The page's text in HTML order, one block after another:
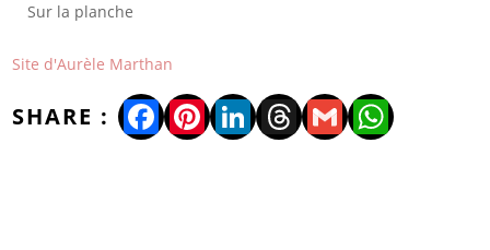
Sur la planche
Site d'Aurèle Marthan
Facebook
Pinterest
LinkedIn
Threads
Gmail